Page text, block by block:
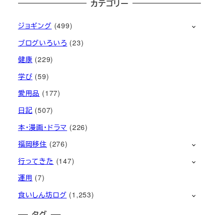
カテゴリー
ジョギング (499)
ブログいろいろ (23)
健康 (229)
学び (59)
愛用品 (177)
日記 (507)
本・漫画・ドラマ (226)
福岡移住 (276)
行ってきた (147)
運用 (7)
食いしん坊ログ (1,253)